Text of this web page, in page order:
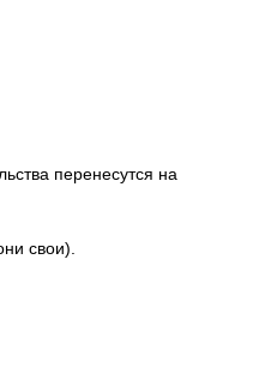
перенесутся на
свои).